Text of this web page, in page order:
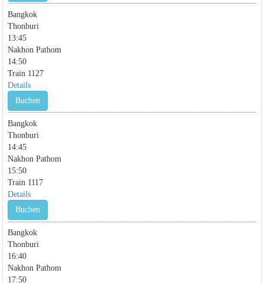
Bangkok
Thonburi
13:45
Nakhon Pathom
14:50
Train 1127
Details
Buchen
Bangkok
Thonburi
14:45
Nakhon Pathom
15:50
Train 1117
Details
Buchen
Bangkok
Thonburi
16:40
Nakhon Pathom
17:50